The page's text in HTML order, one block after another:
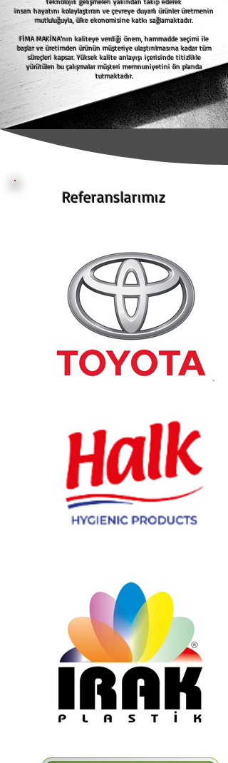
insan hayatını kolaylaştıran ve çevreye duyarlı ürünler üretmenin
mutluluğuyla, ülke ekonomisine katkı sağlamaktadır.
FİMA MAKİNA’nın kaliteye verdiği önem, hammadde seçimi ile
başlar ve üretimden ürünün müşteriye ulaştırılmasına kadar tüm
süreçleri kapsar. Yüksek kalite anlayışı içerisinde titizlikle
yürütülen bu çalışmalar müşteri memnuniyetini ön planda
tutmaktadır.
Referanslarımız